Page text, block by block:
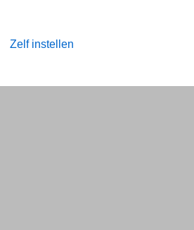
Zelf instellen